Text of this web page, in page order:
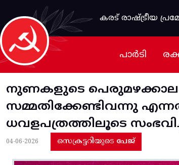
Skip to main content
കരട് രാഷ്ട്രീയ
പാർടി
നുണകളുടെ
സമ്മതിക്കേണ്ടിവന്നു
ധവളപത്രത്തിലൂടെ
04-06-2026 സെക്രട്ടറിയുടെ പേജ്